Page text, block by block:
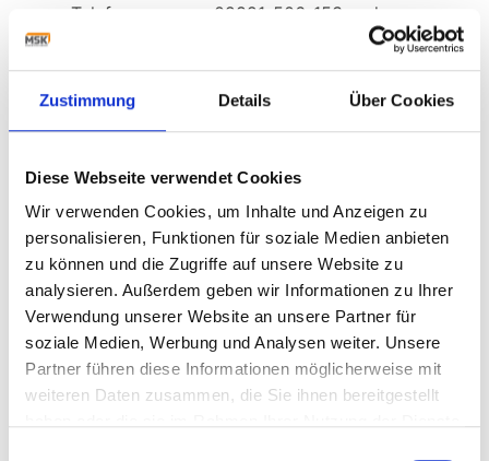
Zustimmung Details Über Cookies
Diese Webseite verwendet Cookies
Wir verwenden Cookies, um Inhalte und Anzeigen zu
personalisieren, Funktionen für soziale Medien anbieten
zu können und die Zugriffe auf unsere Website zu
analysieren. Außerdem geben wir Informationen zu Ihrer
Verwendung unserer Website an unsere Partner für
soziale Medien, Werbung und Analysen weiter. Unsere
Partner führen diese Informationen möglicherweise mit
weiteren Daten zusammen, die Sie ihnen bereitgestellt
Telefonnummern 02821-506-153 und
JETZT BEWERBEN
Was wir bieten:
Persönliche
Arbeitsatmosphäre – für die
Zukunft aufgestellt
In einem stabilen und
innovativen